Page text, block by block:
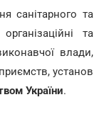
санітарного та
та
влади,
установ
України.